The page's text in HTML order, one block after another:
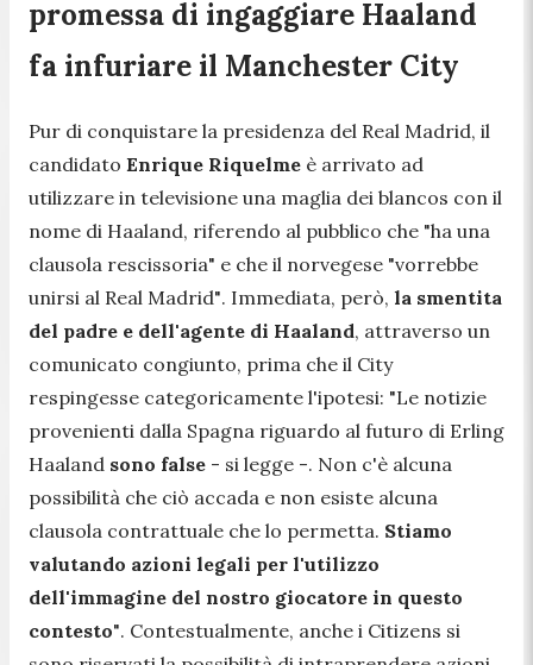
promessa di ingaggiare Haaland
fa infuriare il Manchester City
Pur di conquistare la presidenza del Real Madrid, il
candidato Enrique Riquelme è arrivato ad
utilizzare in televisione una maglia dei blancos con il
nome di Haaland, riferendo al pubblico che "ha una
clausola rescissoria" e che il norvegese "vorrebbe
unirsi al Real Madrid". Immediata, però, la smentita
del padre e dell'agente di Haaland, attraverso un
comunicato congiunto, prima che il City
respingesse categoricamente l'ipotesi: "Le notizie
provenienti dalla Spagna riguardo al futuro di Erling
Haaland sono false - si legge -. Non c'è alcuna
possibilità che ciò accada e non esiste alcuna
clausola contrattuale che lo permetta. Stiamo
valutando azioni legali per l'utilizzo
dell'immagine del nostro giocatore in questo
contesto". Contestualmente, anche i Citizens si